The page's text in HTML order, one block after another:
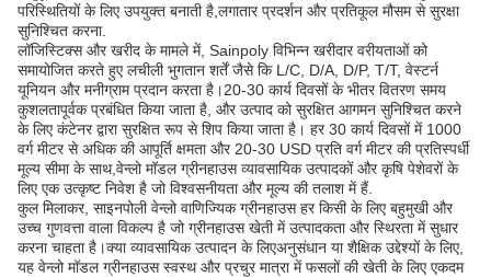
परिस्थितियों के लिए उपयुक्त बनाती है,लगातार प्रदर्शन और प्रतिकूल मौसम से सुरक्षा
सुनिश्चित करना.
लॉजिस्टिक्स और खरीद के मामले में, Sainpoly विभिन्न खरीदार वरीयताओं को
समायोजित करते हुए लचीली भुगतान शर्तें जैसे कि L/C, D/A, D/P, T/T, वेस्टर्न
यूनियन और मनीग्राम प्रदान करता है।20-30 कार्य दिवसों के भीतर वितरण समय
कुशलतापूर्वक प्रबंधित किया जाता है, और उत्पाद को सुरक्षित आगमन सुनिश्चित करने
के लिए कंटेनर द्वारा सुरक्षित रूप से शिप किया जाता है। हर 30 कार्य दिवसों में 1000
वर्ग मीटर से अधिक की आपूर्ति क्षमता और 20-30 USD प्रति वर्ग मीटर की प्रतिस्पर्धी
मूल्य सीमा के साथ,वेन्लो मॉडल ग्रीनहाउस व्यावसायिक उत्पादकों और कृषि पेशेवरों के
लिए एक उत्कृष्ट निवेश है जो विश्वसनीयता और मूल्य की तलाश में हैं.
कुल मिलाकर, साइनपोली वेन्लो वाणिज्यिक ग्रीनहाउस हर किसी के लिए बहुमुखी और
उच्च गुणवत्ता वाला विकल्प है जो ग्रीनहाउस खेती में उत्पादकता और स्थिरता में सुधार
करना चाहता है।क्या व्यावसायिक उत्पादन के लिएअनुसंधान या शैक्षिक उद्देश्यों के लिए,
यह वेन्लो मॉडल ग्रीनहाउस स्वस्थ और प्रचुर मात्रा में फसलों की खेती के लिए एकदम